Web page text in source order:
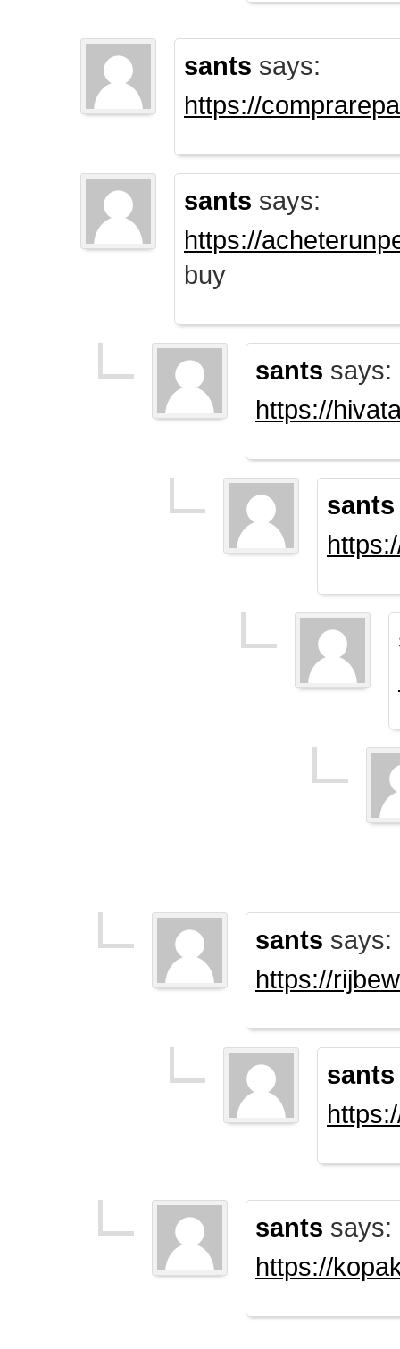
sants says:
https://
sants says:
https://
buy
sants says:
https://
sants
sants says:
https://
sants
sants says:
https://